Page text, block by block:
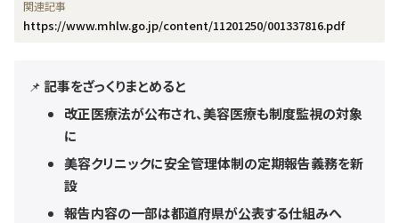
https://www.mhlw.go.jp/content/11201250/001337816.pdf
📌 記事をざっくりまとめると
改正医療法が公布され、美容医療も制度監視の対象
に
美容クリニックに安全管理体制の定期報告義務を新
設
報告内容の一部は都道府県が公表する仕組みへ